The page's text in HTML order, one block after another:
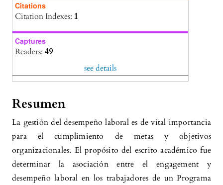
Citations
Citation Indexes: 1
Captures
Readers: 49
see details
Resumen
La gestión del desempeño laboral es de vital importancia
para el cumplimiento de metas y objetivos
organizacionales. El propósito del escrito académico fue
determinar la asociación entre el engagement y
desempeño laboral en los trabajadores de un Programa